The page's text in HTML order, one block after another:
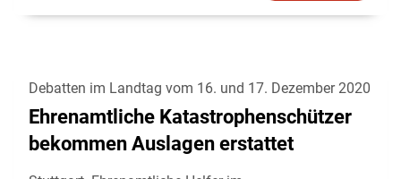
Debatten im Landtag vom 16. und 17. Dezember 2020
Ehrenamtliche Katastrophenschützer
bekommen Auslagen erstattet